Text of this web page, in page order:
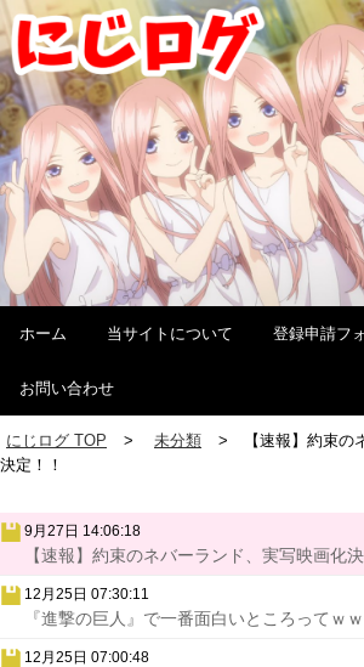
ホーム 当サイトについて 登録申請フ
お問い合わせ
にじログ TOP 未分類
【速報】約束
決定！！
9月27日 14:06:18
【速報】約束のネバーランド、実写映画化決
12月25日 07:30:11
『進撃の巨人』で一番面白いところってｗｗ
12月25日 07:00:48